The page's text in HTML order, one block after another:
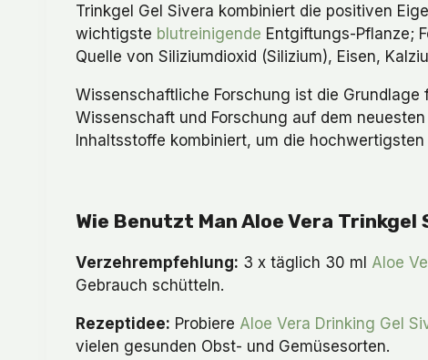
Trinkgel Gel Sivera kombiniert die positiven
wichtigste blutreinigende Entgiftungs-Pflanze;
Quelle von Siliziumdioxid (Silizium), Eisen,
Wissenschaftliche Forschung ist die
Wissenschaft und Forschung auf dem
Inhaltsstoffe kombiniert, um die hochwertigsten
Wie Benutzt Man Aloe Vera Trinkgel
Verzehrempfehlung: 3 x täglich 30 ml Aloe
Gebrauch schütteln.
Rezeptidee: Probiere Aloe Vera Drinking Gel
vielen gesunden Obst- und Gemüsesorten.